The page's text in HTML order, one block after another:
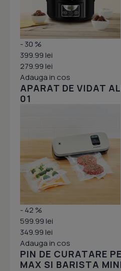
- 30 %
399.99 lei
279.99 lei
Adauga in cos
APARAT DE VIDAT
01
- 42 %
599.99 lei
349.99 lei
Adauga in cos
PIN DE CURATARE
MAX SI BARISTA